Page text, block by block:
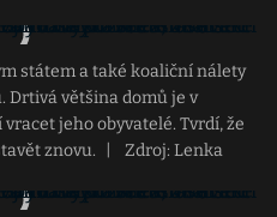
státem a také koaliční nálety
Drtivá většina domů je v
jeho obyvatelé. Tvrdí, že
znovu.
Zdroj: Lenka